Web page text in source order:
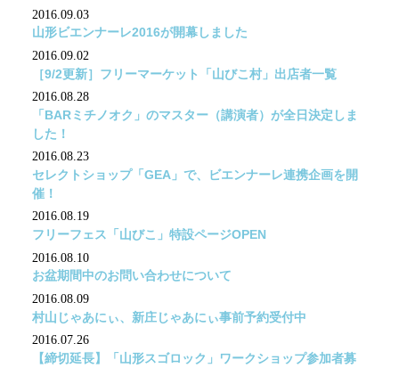
2016.09.03
山形ビエンナーレ2016が開幕しました
2016.09.02
［9/2更新］フリーマーケット「山びこ村」出店者一覧
2016.08.28
「BARミチノオク」のマスター（講演者）が全日決定しま
した！
2016.08.23
セレクトショップ「GEA」で、ビエンナーレ連携企画を開
催！
2016.08.19
フリーフェス「山びこ」特設ページOPEN
2016.08.10
お盆期間中のお問い合わせについて
2016.08.09
村山じゃあにぃ、新庄じゃあにぃ事前予約受付中
2016.07.26
【締切延長】「山形スゴロック」ワークショップ参加者募